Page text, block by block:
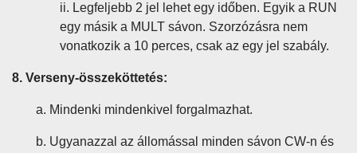
ii. Legfeljebb 2 jel lehet egy időben. Egyik a RUN
egy másik a MULT sávon. Szorzózásra nem
vonatkozik a 10 perces, csak az egy jel szabály.
8. Verseny-összeköttetés:
a. Mindenki mindenkivel forgalmazhat.
b. Ugyanazzal az állomással minden sávon CW-n és